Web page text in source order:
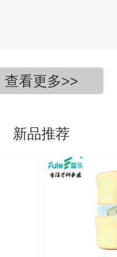
查看更多>>
新品推荐